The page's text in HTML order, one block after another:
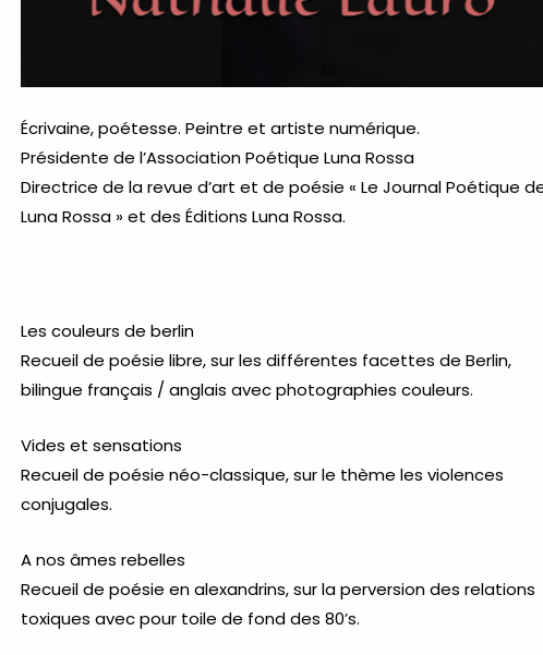
Écrivaine, poétesse. Peintre et artiste numérique.
Présidente de l’Association Poétique Luna Rossa
Directrice de la revue d’art et de poésie « Le Journal Poétique
Luna Rossa » et des Éditions Luna Rossa.
Les couleurs de berlin
Recueil de poésie libre, sur les différentes facettes de Berlin,
bilingue français / anglais avec photographies couleurs.
Vides et sensations
Recueil de poésie néo-classique, sur le thème les violences
conjugales.
A nos âmes rebelles
Recueil de poésie en alexandrins, sur la perversion des relations
toxiques avec pour toile de fond des 80’s.